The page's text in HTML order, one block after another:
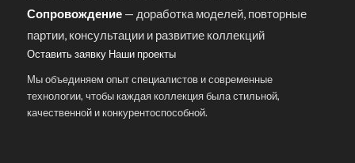
Сопровождение— доработка моделей, повторные
партии, консультации и развитие коллекций
Оставить заявку Наши проекты
Мы объединяем опыт специалистов и современные
технологии, чтобы каждая коллекция была стильной,
качественной и конкурентоспособной.